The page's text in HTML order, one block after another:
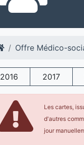
Offre Médico-
2016 2017
Les cartes,
d'autres
jour